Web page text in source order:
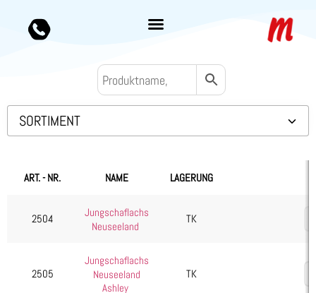
SORTIMENT
Convenience
Fleisch
Lamm, Schaf & Ziege
ART. - NR. NAME LAGERUNG
2504
Jungschaflachs
Neuseeland
TK
2505
Jungschaflachs
Neuseeland
Ashley
TK